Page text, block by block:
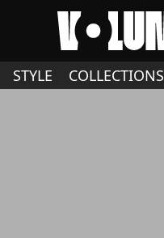
STYLE COLLECTIONS